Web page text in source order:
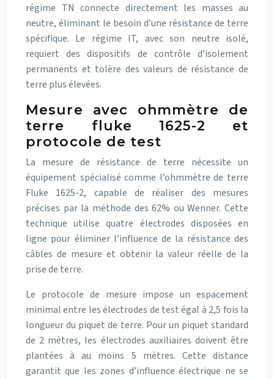
régime TN connecte directement les masses au
neutre, éliminant le besoin d’une résistance de terre
spécifique. Le régime IT, avec son neutre isolé,
requiert des dispositifs de contrôle d’isolement
permanents et tolère des valeurs de résistance de
terre plus élevées.
Mesure avec ohmmètre de
terre fluke 1625-2 et
protocole de test
La mesure de résistance de terre nécessite un
équipement spécialisé comme l’ohmmètre de terre
Fluke 1625-2, capable de réaliser des mesures
précises par la méthode des 62% ou Wenner. Cette
technique utilise quatre électrodes disposées en
ligne pour éliminer l’influence de la résistance des
câbles de mesure et obtenir la valeur réelle de la
prise de terre.
Le protocole de mesure impose un espacement
minimal entre les électrodes de test égal à 2,5 fois la
longueur du piquet de terre. Pour un piquet standard
de 2 mètres, les électrodes auxiliaires doivent être
plantées à au moins 5 mètres. Cette distance
garantit que les zones d’influence électrique ne se